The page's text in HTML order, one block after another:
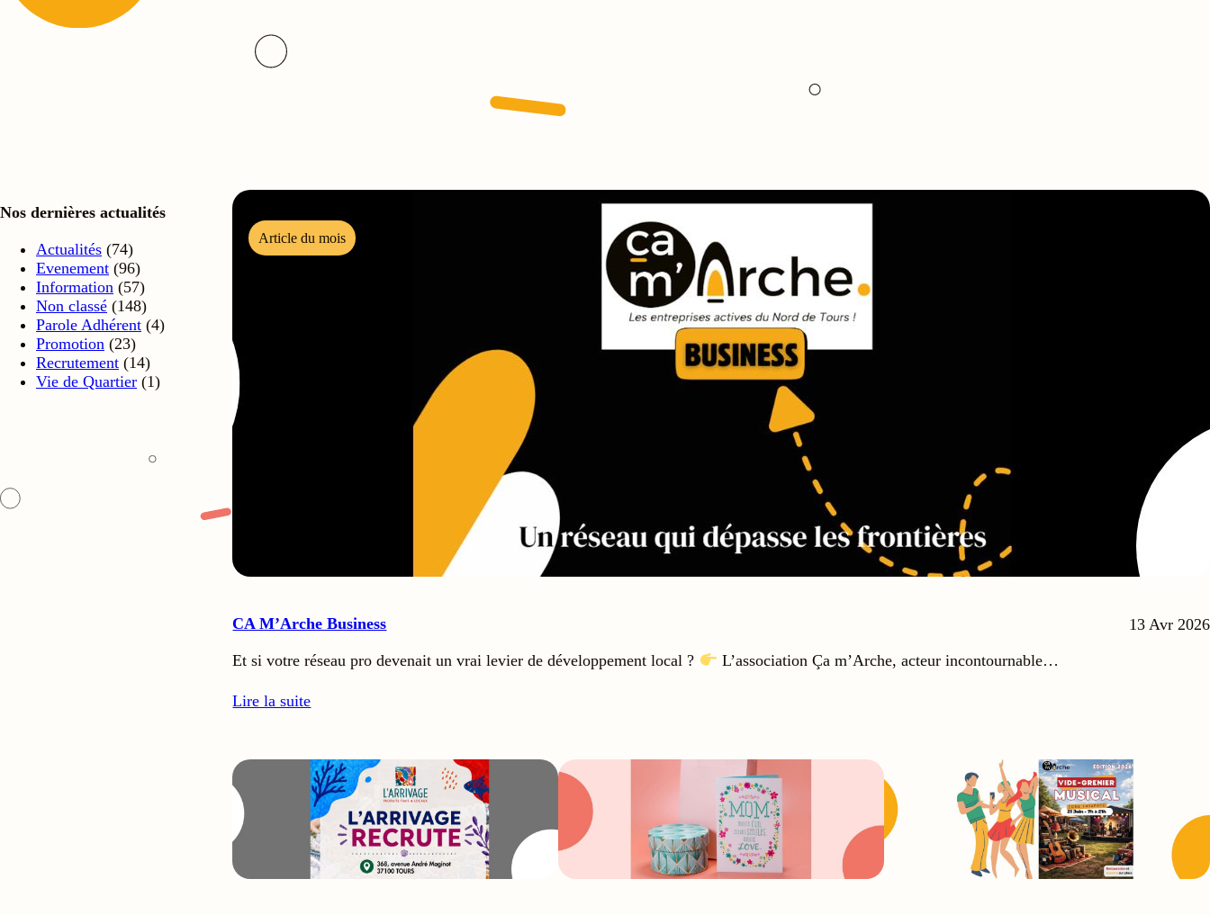
Nos dernières actualités
Actualités (74)
Evenement (96)
Information (57)
Non classé (148)
Parole Adhérent (4)
Promotion (23)
Recrutement (14)
Vie de Quartier (1)
Article du mois
CA M’Arche Business 13 Avr 2026
Et si votre réseau pro devenait un vrai levier de développement local ? L’association Ça m’Arche, acteur incontournable…
Lire la suite